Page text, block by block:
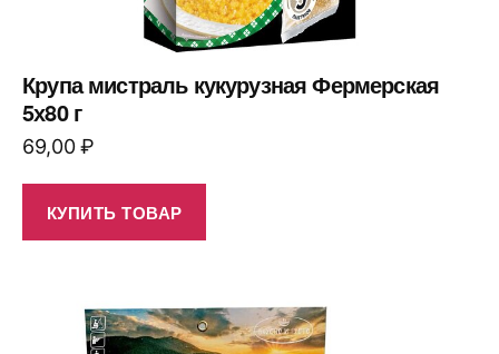
Крупа мистраль кукурузная Фермерская
5х80 г
69,00₽
КУПИТЬ ТОВАР